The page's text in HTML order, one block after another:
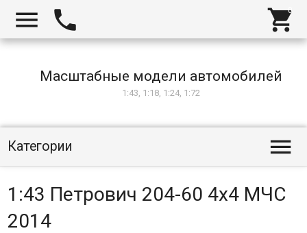
  
Масштабные модели автомобилей
1:43, 1:18, 1:24, 1:72
Категории 
1:43 Петрович 204-60 4х4 МЧС
2014